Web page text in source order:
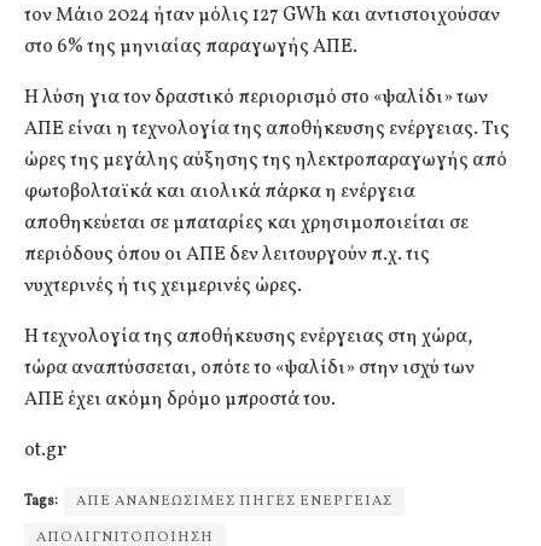
τον Μάιο 2024 ήταν μόλις 127 GWh και αντιστοιχούσαν
στο 6% της μηνιαίας παραγωγής ΑΠΕ.
Η λύση για τον δραστικό περιορισμό στο «ψαλίδι» των
ΑΠΕ είναι η τεχνολογία της αποθήκευσης ενέργειας. Τις
ώρες της μεγάλης αύξησης της ηλεκτροπαραγωγής από
φωτοβολταϊκά και αιολικά πάρκα η ενέργεια
αποθηκεύεται σε μπαταρίες και χρησιμοποιείται σε
περιόδους όπου οι ΑΠΕ δεν λειτουργούν π.χ. τις
νυχτερινές ή τις χειμερινές ώρες.
Η τεχνολογία της αποθήκευσης ενέργειας στη χώρα,
τώρα αναπτύσσεται, οπότε το «ψαλίδι» στην ισχύ των
ΑΠΕ έχει ακόμη δρόμο μπροστά του.
οt.gr
Tags:
ΑΠΕ ΑΝΑΝΕΩΣΙΜΕΣ ΠΗΓΕΣ ΕΝΕΡΓΕΙΑΣ
ΑΠΟΛΙΓΝΙΤΟΠΟΙΗΣΗ